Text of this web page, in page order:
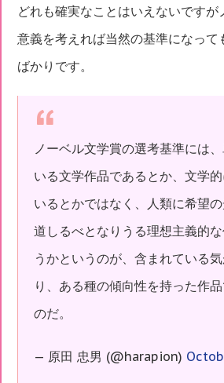
どれも確実なことはいえないです
意義を考えれば当然の基準になって
ばかりです。
ノーベル文学賞の選考基準には
いる文学作品であるとか、文学
いるとかではなく、人類に希望の
道しるべとなりうる理想主義的
うかというのが、含まれている
り、ある種の傾向性を持った作
のだ。
— 原田 忠男 (@harapion)